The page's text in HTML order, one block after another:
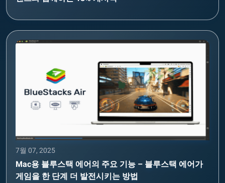
7월 07, 2025
Mac용 블루스택 에어의 주요 기능 – 블루스택 에어가
게임을 한 단계 더 발전시키는 방법